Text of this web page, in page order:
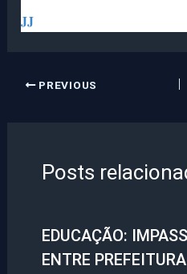
JJ
PREVIOUS
Posts
EDUCAÇÃO:
ENTRE